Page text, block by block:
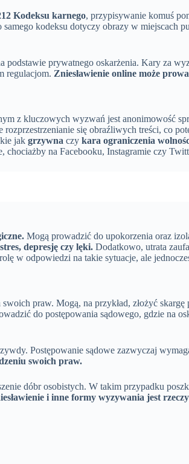
Kodeksu karnego, przypisywanie komuś
samego kodeksu dotyczy obrazy w miejscach
prywatnego oskarżenia. Kary za
regulacjom. Zniesławienie online może
z kluczowych wyzwań jest anonimowość
się obraźliwych treści, co
jak grzywna czy kara ograniczenia
chociażby na Facebooku, Instagramie czy
Mogą prowadzić do upokorzenia oraz
depresję czy lęki. Dodatkowo, utrata
w odpowiedzi na takie sytuacje, ale
praw. Mogą, na przykład, złożyć
do postępowania sądowego, gdzie na
Postępowanie sądowe zazwyczaj
swoich praw.
dóbr osobistych. W takim przypadku
i inne formy wyzywania jest